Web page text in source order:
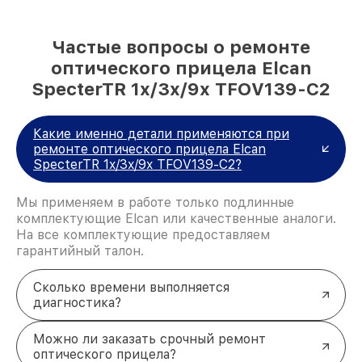
Частые вопросы о ремонте
оптического прицела Elcan
SpecterTR 1x/3x/9x TFOV139-C2
Какие именно детали применяются при
ремонте оптического прицела Elcan
SpecterTR 1x/3x/9x TFOV139-C2?
Мы применяем в работе только подлинные
комплектующие Elcan или качественные аналоги.
На все комплектующие предоставляем
гарантийный талон.
Сколько времени выполняется
диагностика?
Можно ли заказать срочный ремонт
оптического прицела?